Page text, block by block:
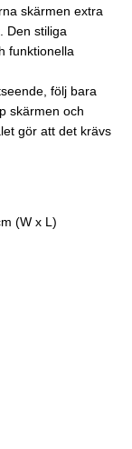
skärmen extra
Den stiliga
funktionella
följ bara
skärmen och
gör att det krävs
(W x L)